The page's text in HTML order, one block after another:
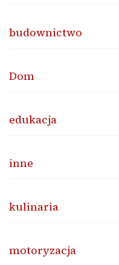
budownictwo
Dom
edukacja
inne
kulinaria
motoryzacja